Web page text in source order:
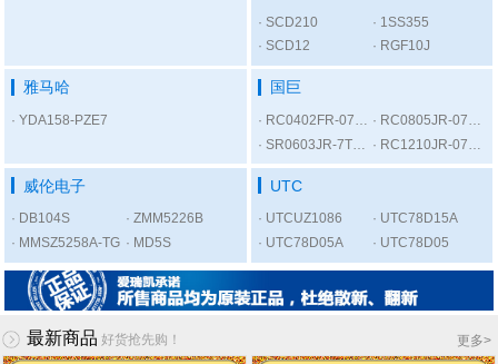
SCD210
1SS355
SCD12
RGF10J
雅马哈
YDA158-PZE7
国巨
RC0402FR-07300RL
RC0805JR-075K6L
SR0603JR-7T1KL
RC1210JR-0756RL
威伦电子
DB104S
ZMM5226B
MMSZ5258A-TG
MD5S
UTC
UTCUZ1086
UTC78D15A
UTC78D05A
UTC78D05
更多>
最新商品 好货抢先购！